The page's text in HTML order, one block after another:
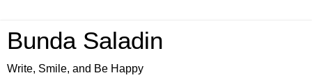
Bunda Saladin
Write, Smile, and Be Happy